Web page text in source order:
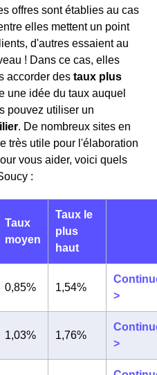
offres sont établies au cas
elles mettent un point
d'autres essaient au
! Dans ce cas, elles
accorder des taux plus
une idée du taux auquel
pouvez utiliser un
. De nombreux sites en
très utile pour l'élaboration
vous aider, voici quels
:
Taux
moyen
Taux le
plus
haut
0,85% 1,54%
>
1,03% 1,76%
>